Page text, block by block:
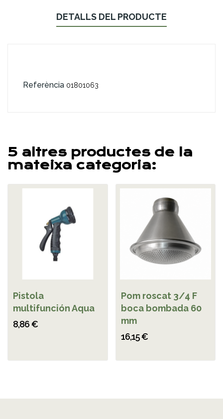
DETALLS DEL PRODUCTE
Referència 01801063
5 altres productes de la
mateixa categoria:
Pistola
multifunción Aqua
8,86 €
Pom roscat 3/4 F
boca bombada 60
mm
16,15 €